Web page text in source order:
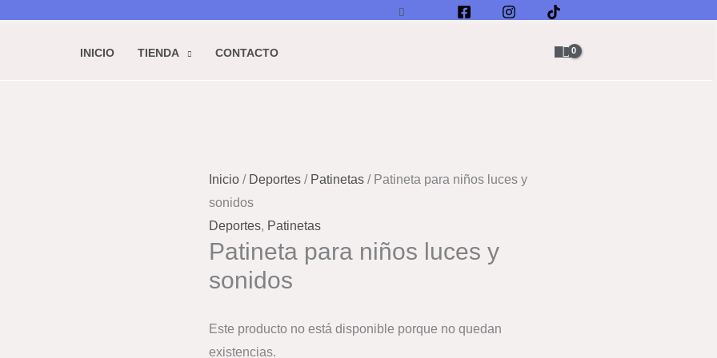
Buscar
INICIO TIENDA CONTACTO
Inicio/ Deportes/ Patinetas/ Patineta para niños luces y
sonidos
Deportes, Patinetas
Patineta para niños luces y
sonidos
Este producto no está disponible porque no quedan
existencias.